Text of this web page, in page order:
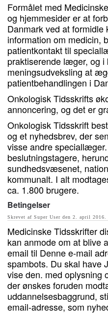
Formålet med
og hjemmesider er at
Danmark ved at formidle
information om medicin,
patientkontakt til
praktiserende læger, og i
meningsudveksling at
patientbehandlingen i
Onkologisk Tidsskrifts
annoncering, og det er
Onkologisk Tidsskrift
og et nyhedsbrev, der
visse andre
beslutningstagere,
sundhedsvæsenet,
kommunalt. I alt
ca. 1.800 brugere.
Betingelser
Skrevet af Super User den 2. april 2016
Medicinske Tidsskrifter
kan anmode om at blive
email til Denne e-mail
spambots. Du skal have
vise den. med oplysning
der ønskes foruden
uddannelsesbaggrund,
email-adresse, som